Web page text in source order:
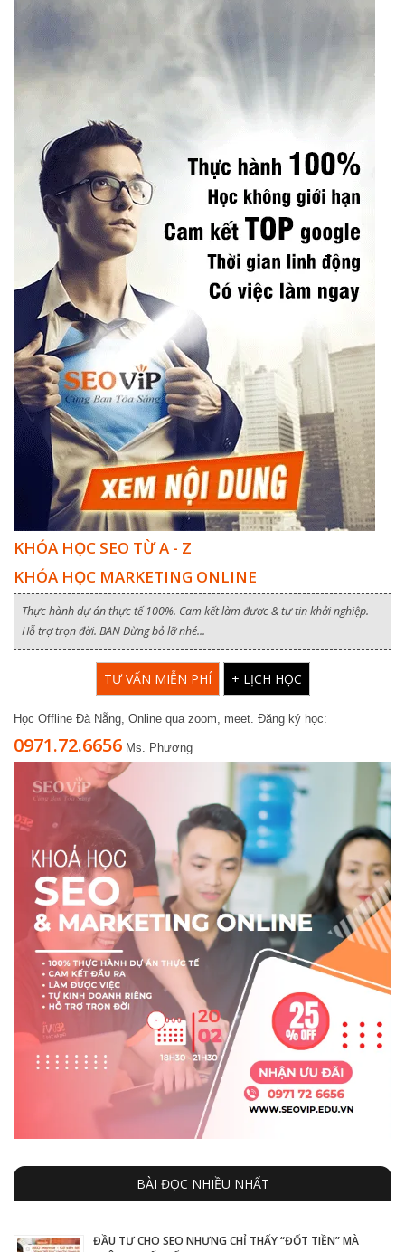
KHÓA HỌC SEO TỪ A - Z
KHÓA HỌC MARKETING ONLINE
Thực hành dự án thực tế 100%. Cam kết làm được & tự tin khởi nghiệp.
Hỗ trợ trọn đời. BẠN Đừng bỏ lỡ nhé...
TƯ VẤN MIỄN PHÍ + LỊCH HỌC
Học Offline Đà Nẵng, Online qua zoom, meet. Đăng ký học:
0971.72.6656 Ms. Phương
BÀI ĐỌC NHIỀU NHẤT
ĐẦU TƯ CHO SEO NHƯNG CHỈ THẤY “ĐỐT TIỀN” MÀ